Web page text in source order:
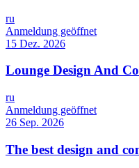
ru
Anmeldung geöffnet
15 Dez. 2026
Lounge Design And
ru
Anmeldung geöffnet
26 Sep. 2026
The best design and